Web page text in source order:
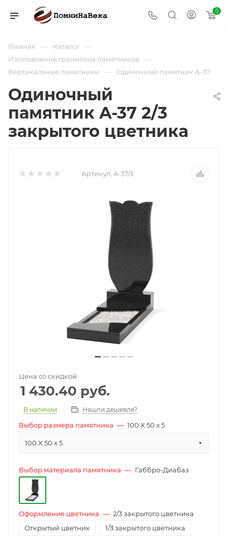
0
Главная — Каталог —
Изготовление гранитных памятников —
Вертикальные памятники — Одиночный памятник А-37
Одиночный
памятник A-37 2/3
закрытого цветника
Артикул: A-37/3
Цена со скидкой
1 430.40 руб.
В наличии Нашли дешевле?
Выбор размера памятника — 100 X 50 x 5
100 X 50 x 5
Выбор материала памятника — Габбро-Диабаз
Оформление цветника — 2/3 закрытого цветника
Открытый цветник
1/3 закрытого цветника